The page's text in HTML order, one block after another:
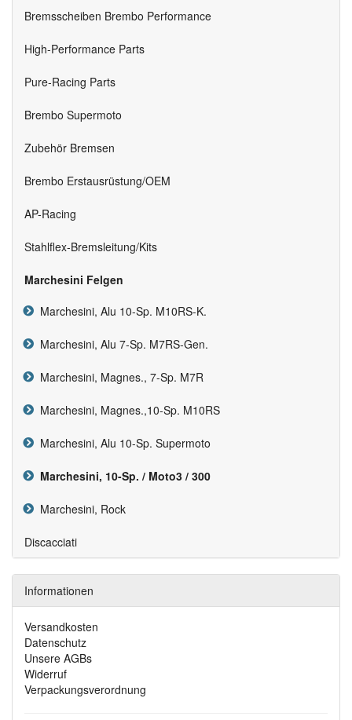
Bremsscheiben Brembo Performance
High-Performance Parts
Pure-Racing Parts
Brembo Supermoto
Zubehör Bremsen
Brembo Erstausrüstung/OEM
AP-Racing
Stahlflex-Bremsleitung/Kits
Marchesini Felgen
Marchesini, Alu 10-Sp. M10RS-K.
Marchesini, Alu 7-Sp. M7RS-Gen.
Marchesini, Magnes., 7-Sp. M7R
Marchesini, Magnes.,10-Sp. M10RS
Marchesini, Alu 10-Sp. Supermoto
Marchesini, 10-Sp. / Moto3 / 300
Marchesini, Rock
Discacciati
Informationen
Versandkosten
Datenschutz
Unsere AGBs
Widerruf
Verpackungsverordnung